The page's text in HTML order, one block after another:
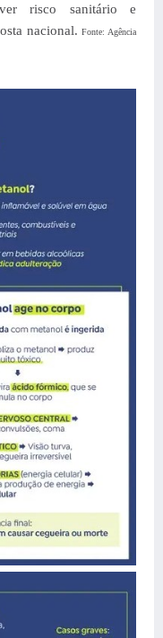
risco sanitário e
nacional.Fonte: Agência